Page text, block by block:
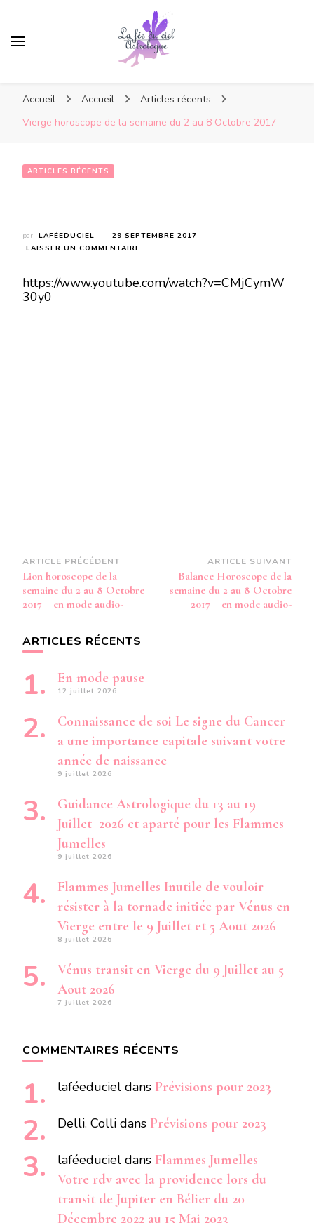
Accueil Accueil
Articles récents
Vierge horoscope de la semaine du 2 au 8 Octobre 2017
ARTICLES RÉCENTS
par LAFÉEDUCIEL
29 SEPTEMBRE 2017
LAISSER UN COMMENTAIRE
DE
https://www.youtube.com/watch?v=CMjCymW
30y0
Navigation
d’article
ARTICLE PRÉCÉDENT
Lion horoscope de la
semaine du 2 au 8 Octobre
2017 – en mode audio-
ARTICLE SUIVANT
Balance Horoscope de la
semaine du 2 au 8 Octobre
2017 – en mode audio-
ARTICLES RÉCENTS
En mode pause
12 juillet 2026
Connaissance de soi Le signe du Cancer
a une importance capitale suivant votre
année de naissance
9 juillet 2026
Guidance Astrologique du 13 au 19
Juillet 2026 et aparté pour les Flammes
Jumelles
9 juillet 2026
Flammes Jumelles Inutile de vouloir
résister à la tornade initiée par Vénus en
Vierge entre le 9 Juillet et 5 Aout 2026
8 juillet 2026
Vénus transit en Vierge du 9 Juillet au 5
Aout 2026
7 juillet 2026
COMMENTAIRES RÉCENTS
laféeduciel dans Prévisions pour 2023
Delli. Colli dans Prévisions pour 2023
laféeduciel dans Flammes Jumelles
Votre rdv avec la providence lors du
transit de Jupiter en Bélier du 20
Décembre 2022 au 15 Mai 2023